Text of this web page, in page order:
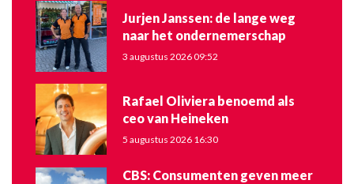
Jurjen Janssen: de lange weg
naar het ondernemerschap
3 augustus 2026 09:52
Rafael Oliviera benoemd als
ceo van Heineken
5 augustus 2026 16:30
CBS: Consumenten geven meer